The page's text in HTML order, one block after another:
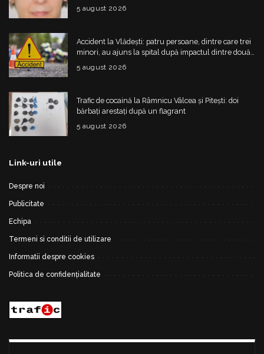
5 august 2026
Accident la Vlădești: patru persoane, dintre care trei
minori, au ajuns la spital după impactul dintre două
5 august 2026
Trafic de cocaină la Râmnicu Vâlcea și Pitești: doi
bărbați arestați după un flagrant
5 august 2026
Link-uri utile
Despre noi
Publicitate
Echipa
Termeni si conditii de utilizare
Informatii despre cookies
Politica de confidențialitate